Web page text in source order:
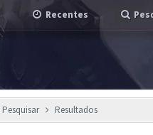
Recentes
Pesquisar Resultados